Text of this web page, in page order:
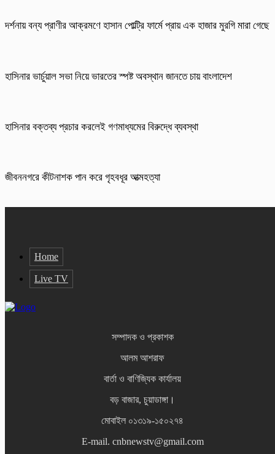
দর্শনায় বন্য প্রাণীর আক্রমণে হাসান পোল্ট্রি ফার্মে প্রায় এক হাজার মুরগি মারা গেছে
হাসিনার ভার্চুয়াল সভা নিয়ে ভারতের স্পষ্ট অবস্থান জানতে চায় বাংলাদেশ
হাসিনার বক্তব্য প্রচার করলেই গণমাধ্যমের বিরুদ্ধে ব্যবস্থা
জীবননগরে কীটনাশক পান করে গৃহবধূর আত্মহত্যা
Home
Live TV
সম্পাদক ও প্রকাশক
আলম আশরাফ
বার্তা ও বাণিজ্যিক কার্যালয়
বড় বাজার, চুয়াডাঙ্গা।
মোবাইল ০১৩১৯-১৫০২৭৪
E-mail. cnbnewstv@gmail.com